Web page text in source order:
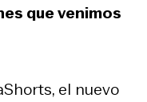
que venimos
el nuevo